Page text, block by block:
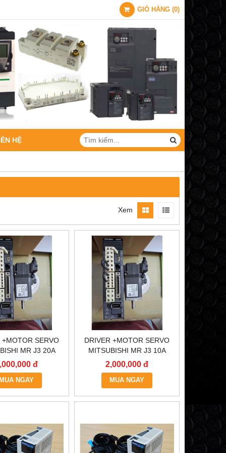
GIỎ HÀNG (0)
HỆ
Xem
+MOTOR SERVO
MR J3 20A
đ
MUA NGAY
DRIVER +MOTOR SERVO
MITSUBISHI MR J3 10A
2,000,000 đ
MUA NGAY